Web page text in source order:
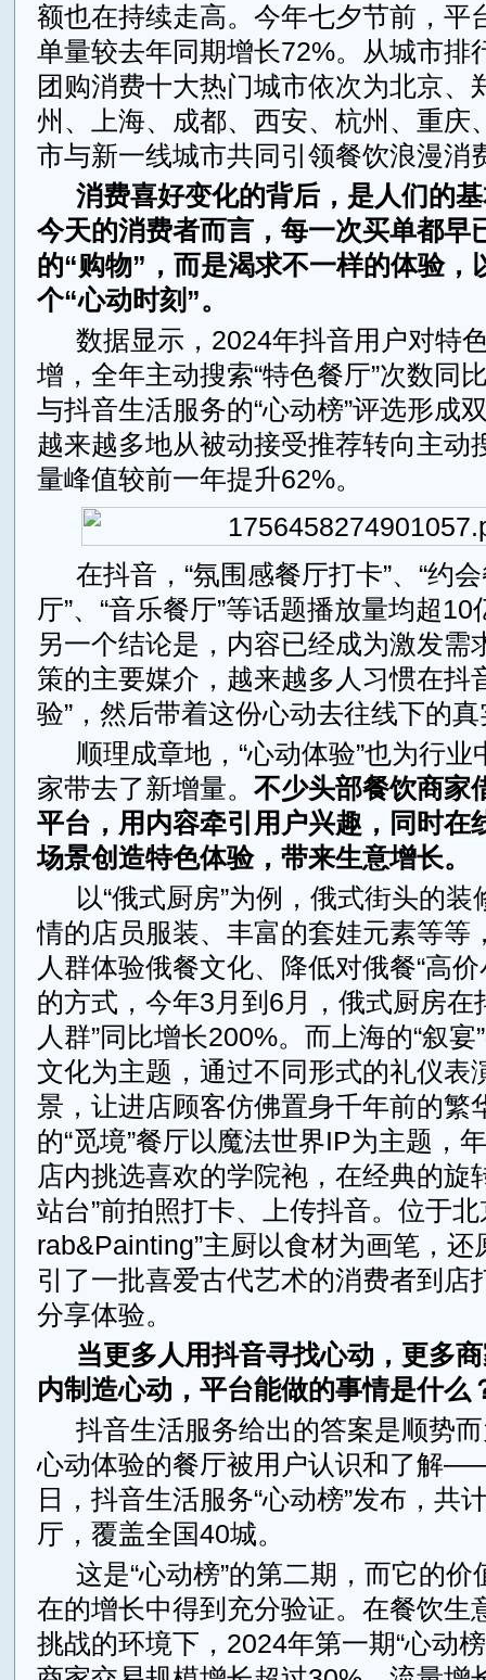
额也在持续走高。今年七夕节前，平
单量较去年同期增长72%。从城市排
团购消费十大热门城市依次为北京、
州、上海、成都、西安、杭州、重庆
市与新一线城市共同引领餐饮浪漫消
消费喜好变化的背后，是人们的
今天的消费者而言，每一次买单都早
的“购物”，而是渴求不一样的体验，
个“心动时刻”。
数据显示，2024年抖音用户对特
增，全年主动搜索“特色餐厅”次数同
与抖音生活服务的“心动榜”评选形成
越来越多地从被动接受推荐转向主动
量峰值较前一年提升62%。
在抖音，“氛围感餐厅打卡”、“约
厅”、“音乐餐厅”等话题播放量均超
另一个结论是，内容已经成为激发需
策的主要媒介，越来越多人习惯在抖
验”，然后带着这份心动去往线下的
顺理成章地，“心动体验”也为行
家带去了新增量。 不少头部餐饮商家
平台，用内容牵引用户兴趣，同时在
场景创造特色体验，带来生意增长。
以“俄式厨房”为例，俄式街头的
情的店员服装、丰富的套娃元素等等
人群体验俄餐文化、降低对俄餐“高
的方式，今年3月到6月，俄式厨房在
人群”同比增长200%。而上海的“叙宴
文化为主题，通过不同形式的礼仪表
景，让进店顾客仿佛置身千年前的繁
的“觅境”餐厅以魔法世界IP为主题，
店内挑选喜欢的学院袍，在经典的旋
站台”前拍照打卡、上传抖音。位于
rab&Painting”主厨以食材为画笔，还
引了一批喜爱古代艺术的消费者到店
分享体验。
当更多人用抖音寻找心动，更多
内制造心动，平台能做的事情是什么
抖音生活服务给出的答案是顺势
心动体验的餐厅被用户认识和了解
日，抖音生活服务“心动榜”发布，共
厅，覆盖全国40城。
这是“心动榜”的第二期，而它的
在的增长中得到充分验证。在餐饮生
挑战的环境下，2024年第一期“心动